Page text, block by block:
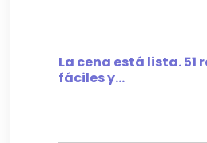
La cena está lista. 51
fáciles y...